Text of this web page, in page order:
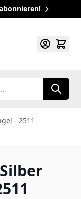
- 2511